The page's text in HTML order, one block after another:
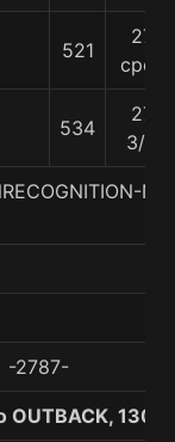
521
27
cpos
534
27
3/4
-2787-
OUTBACK, 1300